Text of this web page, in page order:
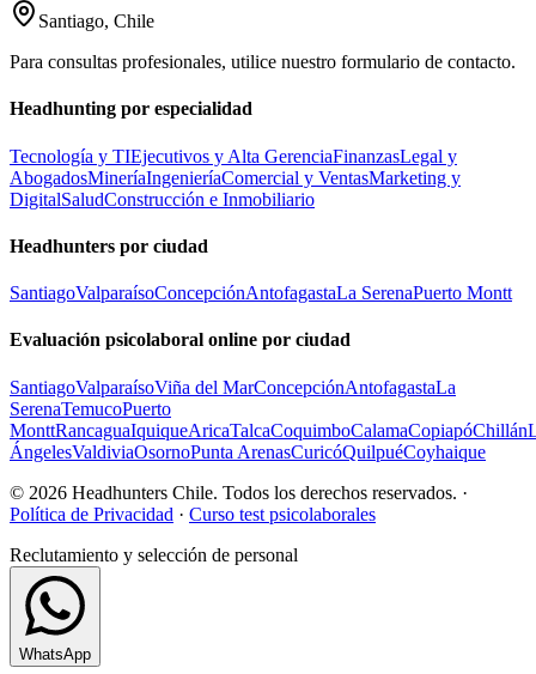
Santiago, Chile
Para consultas profesionales, utilice nuestro formulario de contacto.
Headhunting por especialidad
Tecnología y TIEjecutivos y Alta GerenciaFinanzasLegal y
AbogadosMineríaIngenieríaComercial y VentasMarketing y
DigitalSaludConstrucción e Inmobiliario
Headhunters por ciudad
SantiagoValparaísoConcepciónAntofagastaLa SerenaPuerto Montt
Evaluación psicolaboral online por ciudad
SantiagoValparaísoViña del MarConcepciónAntofagastaLa
SerenaTemucoPuerto
MonttRancaguaIquiqueAricaTalcaCoquimboCalamaCopiapóChillán
ÁngelesValdiviaOsornoPunta ArenasCuricóQuilpuéCoyhaique
© 2026 Headhunters Chile. Todos los derechos reservados. ·
Política de Privacidad · Curso test psicolaborales
Reclutamiento y selección de personal
WhatsApp